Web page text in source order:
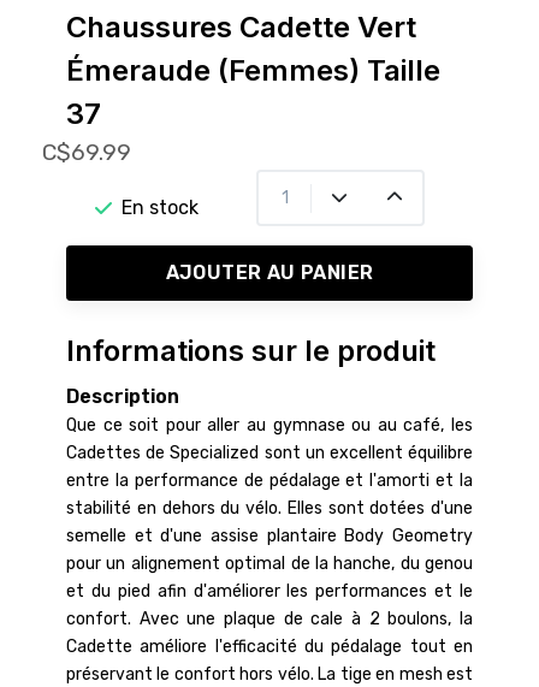
Chaussures Cadette Vert
Émeraude (Femmes) Taille
37
C$69.99
En stock
AJOUTER AU PANIER
Informations sur le produit
Description
Que ce soit pour aller au gymnase ou au café, les
Cadettes de Specialized sont un excellent équilibre
entre la performance de pédalage et l'amorti et la
stabilité en dehors du vélo. Elles sont dotées d'une
semelle et d'une assise plantaire Body Geometry
pour un alignement optimal de la hanche, du genou
et du pied afin d'améliorer les performances et le
confort. Avec une plaque de cale à 2 boulons, la
Cadette améliore l'efficacité du pédalage tout en
préservant le confort hors vélo. La tige en mesh est